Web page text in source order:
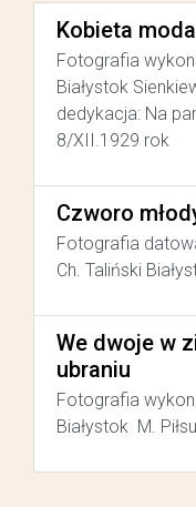
Kobieta
Fotografia
Białystok
dedykacja: Na
8/XII.1929 rok
Czworo
Fotografia
Ch. Taliński
We dwoje w
ubraniu
Fotografia
Białystok M.